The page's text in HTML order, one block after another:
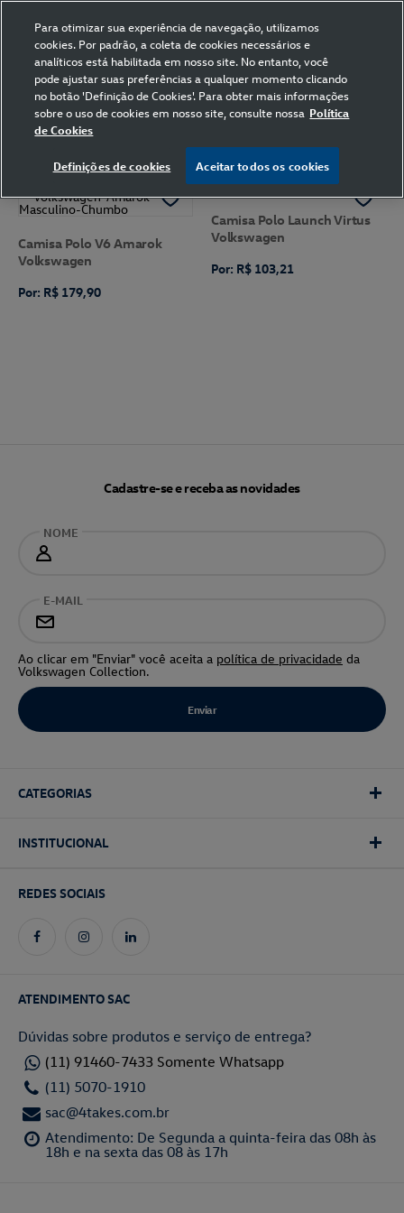
Home Volkswagen Vestuário Camisa Polo Chumbo
FILTRAR
Camisa Polo V6 Amarok
Volkswagen
Por: R$ 179,90
Camisa Polo Launch Virtus
Volkswagen
Por: R$ 103,21
Cadastre-se e receba as novidades
NOME
E-MAIL
Ao clicar em "Enviar" você aceita a política de privacidade da
Volkswagen Collection.
CATEGORIAS
INSTITUCIONAL
REDES SOCIAIS
ATENDIMENTO SAC
Dúvidas sobre produtos e serviço de entrega?
(11) 91460-7433 Somente Whatsapp
(11) 5070-1910
sac@4takes.com.br
Atendimento: De Segunda a quinta-feira das 08h às
18h e na sexta das 08 às 17h
Para otimizar sua experiência de navegação, utilizamos
cookies. Por padrão, a coleta de cookies necessários e
analíticos está habilitada em nosso site. No entanto, você
pode ajustar suas preferências a qualquer momento clicando
no botão 'Definição de Cookies'. Para obter mais informações
sobre o uso de cookies em nosso site, consulte nossa Política
de Cookies
Definições de cookies Aceitar todos os cookies